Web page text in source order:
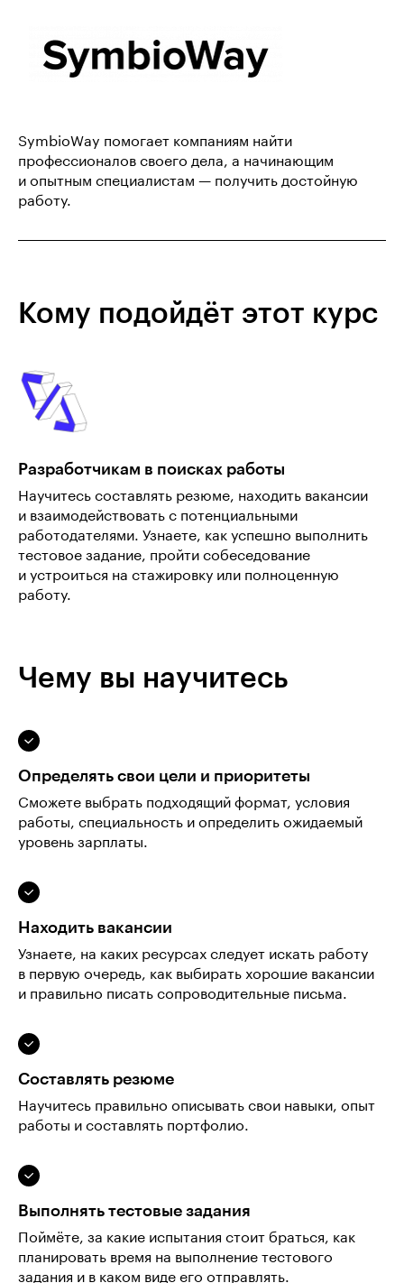
SymbioWay помогает компаниям найти
профессионалов своего дела, а начинающим
и опытным специалистам — получить достойную
работу.
Кому подойдёт этот курс
Разработчикам в поисках работы
Научитесь составлять резюме, находить вакансии
и взаимодействовать с потенциальными
работодателями. Узнаете, как успешно выполнить
тестовое задание, пройти собеседование
и устроиться на стажировку или полноценную
работу.
Чему вы научитесь
Определять свои цели и приоритеты
Сможете выбрать подходящий формат, условия
работы, специальность и определить ожидаемый
уровень зарплаты.
Находить вакансии
Узнаете, на каких ресурсах следует искать работу
в первую очередь, как выбирать хорошие вакансии
и правильно писать сопроводительные письма.
Составлять резюме
Научитесь правильно описывать свои навыки, опыт
работы и составлять портфолио.
Выполнять тестовые задания
Поймёте, за какие испытания стоит браться, как
планировать время на выполнение тестового
задания и в каком виде его отправлять.